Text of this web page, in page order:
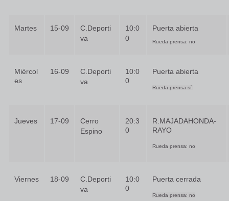
Martes 15-09
C.Deporti
va
10:0
0
Puerta abierta
Rueda prensa: no
Miércol
es
16-09
C.Deporti
va
10:0
0
Puerta abierta
Rueda prensa:sí
Jueves 17-09
Cerro
Espino
20:3
0
R.MAJADAHONDA-
RAYO
Rueda prensa: no
Viernes 18-09
C.Deporti
va
10:0
0
Puerta cerrada
Rueda prensa: no